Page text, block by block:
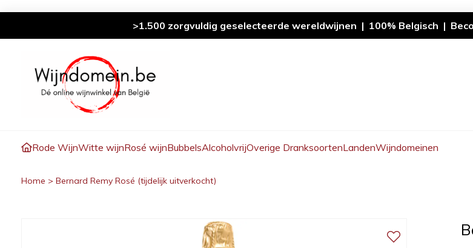
>1.500 zorgvuldig geselecteerde wereldwijnen | 100% Belgisch |
Rode WijnWitte wijnRosé wijnBubbelsAlcoholvrijOverige DranksoortenLandenWijndomeinen
Home > Bernard Remy Rosé (tijdelijk uitverkocht)